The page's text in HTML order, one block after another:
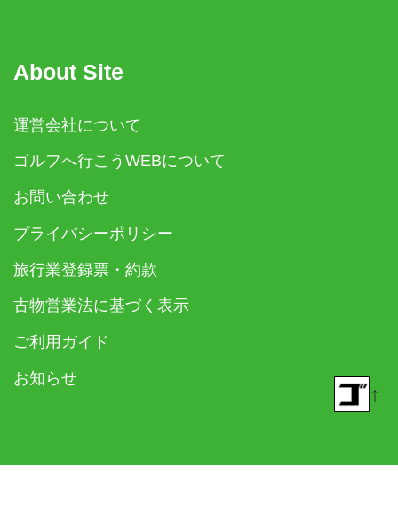
About Site
運営会社について
ゴルフへ行こうWEBについて
お問い合わせ
プライバシーポリシー
旅行業登録票・約款
古物営業法に基づく表示
ご利用ガイド
お知らせ
↑